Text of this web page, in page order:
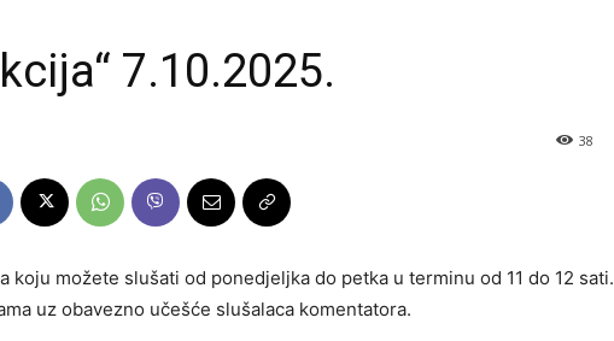
7.10.2025.
38
koju možete slušati od ponedjeljka do petka u terminu od 11 do 12 sati.
uz obavezno učešće slušalaca komentatora.